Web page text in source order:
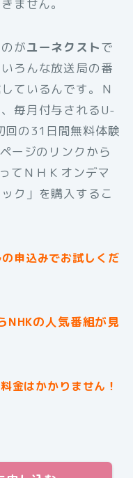
ません。
がユーネクストで
ろんな放送局の番
ているんです。Ｎ
毎月付与されるU-
の31日間無料体験
ージのリンクから
てＮＨＫオンデマ
ク」を購入するこ
申込みでお試しくだ
NHKの人気番組が見
金はかかりません！